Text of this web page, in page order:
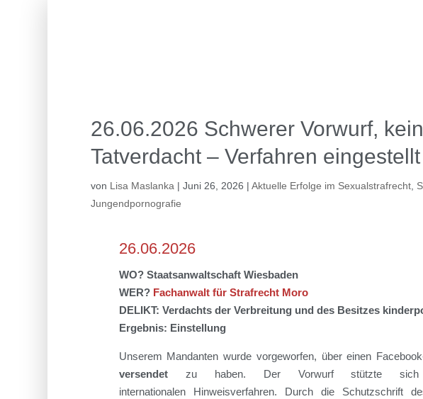
26.06.2026 Schwerer Vorwurf,
Tatverdacht – Verfahren eingestellt
von Lisa Maslanka| Juni 26, 2026 | Aktuelle Erfolge im Sexualstrafrecht,
Jungendpornografie
26.06.2026
WO? Staatsanwaltschaft Wiesbaden
WER? Fachanwalt für Strafrecht Moro
DELIKT: Verdachts der Verbreitung und des Besitzes
Ergebnis: Einstellung
Unserem Mandanten wurde vorgeworfen, über einen
versendetzu haben. Der Vorwurf stützte
internationalen Hinweisverfahren. Durch dieSchutzschrift